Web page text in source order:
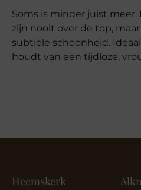
Soms is minder juist
zijn nooit over de top,
subtiele schoonheid.
houdt van een tijdloze,
Heemskerk